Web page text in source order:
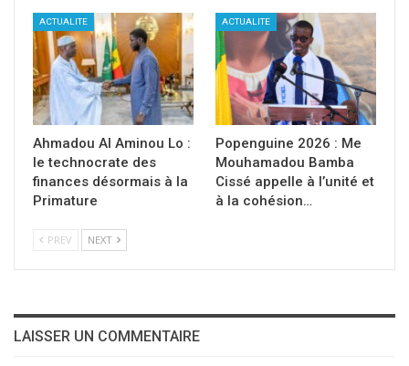
ACTUALITE
Ahmadou Al Aminou Lo :
le technocrate des
finances désormais à la
Primature
ACTUALITE
Popenguine 2026 : Me
Mouhamadou Bamba
Cissé appelle à l’unité et
à la cohésion…
PREV NEXT
LAISSER UN COMMENTAIRE